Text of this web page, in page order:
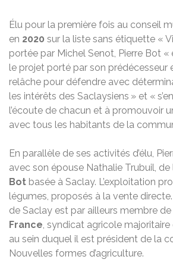
Élu pour la première fois au conseil
en 2020 sur la liste sans étiquette «
portée par Michel Senot, Pierre Bot
le projet porté par son prédécesseur
relâche pour défendre avec
les intérêts des Saclaysiens » et «
l’écoute de chacun et à promouvoir
avec tous les habitants de la
En parallèle de ses activités d’élu,
avec son épouse Nathalie Trubuil, de
Bot basée à Saclay. L’exploitation
légumes, proposés à la vente
de Saclay est par ailleurs membre de
France, syndicat agricole
au sein duquel il est président de la
Nouvelles formes d’agriculture.